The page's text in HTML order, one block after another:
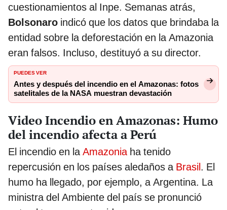
cuestionamientos al Inpe. Semanas atrás,
Bolsonaro indicó que los datos que brindaba la
entidad sobre la deforestación en la Amazonia
eran falsos. Incluso, destituyó a su director.
PUEDES VER
Antes y después del incendio en el Amazonas: fotos
satelitales de la NASA muestran devastación
Video Incendio en Amazonas: Humo
del incendio afecta a Perú
El incendio en laAmazoniaha tenido
repercusión en los países aledaños a Brasil. El
humo ha llegado, por ejemplo, a Argentina. La
ministra del Ambiente del país se pronunció